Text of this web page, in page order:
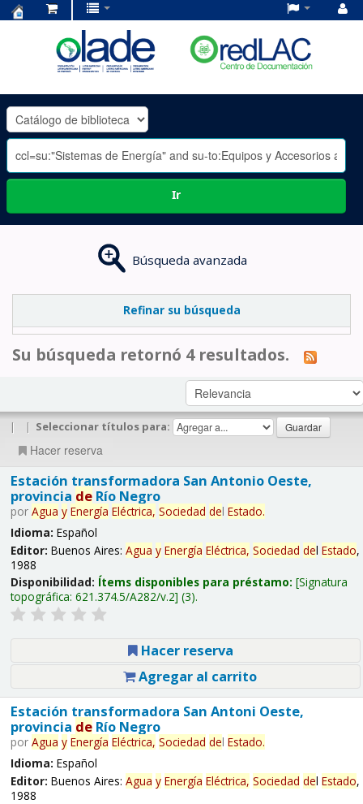
OLADE
-
Ir
Búsqueda avanzada
Refinar su búsqueda
Su búsqueda retornó 4 resultados.
| | Seleccionar títulos para:
Hacer reserva
Estación transformadora San Antonio Oeste,
provincia deRío Negro
por Agua y Energía Eléctrica, Sociedad del Estado.
Idioma: Español
Editor: Buenos Aires: Agua y Energía Eléctrica, Sociedad del Estado,
1988
Disponibilidad: Ítems disponibles para préstamo: Signatura
topográfica: 621.374.5/A282/v.2 (3).
Hacer reserva
Agregar al carrito
Estación transformadora San Antoni Oeste,
provincia deRío Negro
por Agua y Energía Eléctrica, Sociedad del Estado.
Idioma: Español
Editor: Buenos Aires: Agua y Energía Eléctrica, Sociedad del Estado,
1988